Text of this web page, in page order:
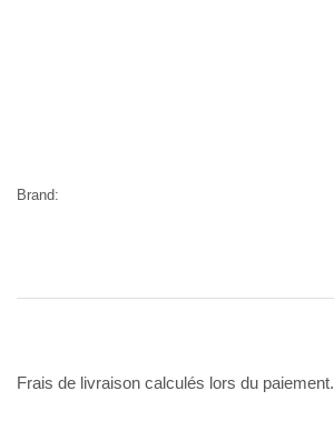
Brand:
Frais de livraison calculés lors du paiement.